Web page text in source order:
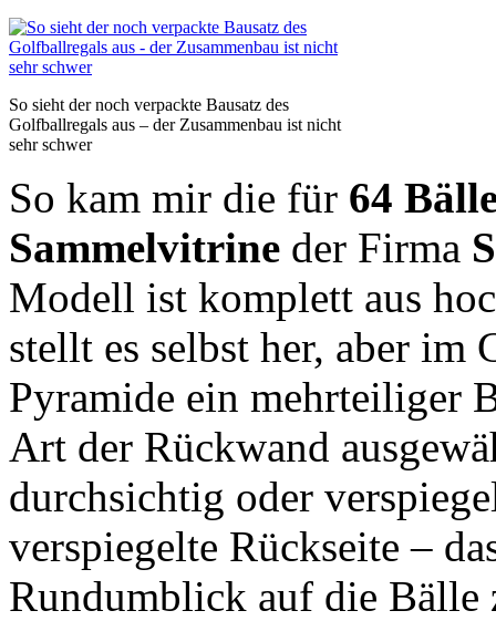
So sieht der noch verpackte Bausatz des
Golfballregals aus – der Zusammenbau ist nicht
sehr schwer
So kam mir die für 64
Sammelvitrine der Firma
Modell ist komplett aus
stellt es selbst her, aber im
Pyramide ein mehrteiliger
Art der Rückwand
durchsichtig oder
verspiegelte Rückseite –
Rundumblick auf die Bälle